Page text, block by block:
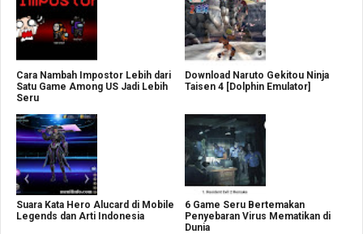
Cara Nambah Impostor Lebih dari
Satu Game Among US Jadi Lebih
Seru
Download Naruto Gekitou Ninja
Taisen 4 [Dolphin Emulator]
Suara Kata Hero Alucard di Mobile
Legends dan Arti Indonesia
6 Game Seru Bertemakan
Penyebaran Virus Mematikan di
Dunia